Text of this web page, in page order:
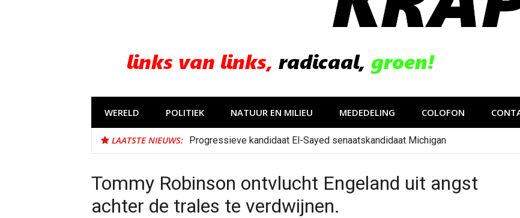
WERELD POLITIEK NATUUR EN MILIEU MEDEDELING COLOFON
LAATSTE NIEUWS: Progressieve kandidaat El-Sayed senaatskandidaat Michigan
Tommy Robinson ontvlucht Engeland uit angst
achter de trales te verdwijnen.